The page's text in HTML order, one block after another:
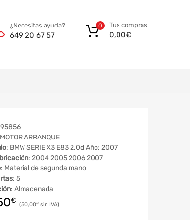
¿Necesitas ayuda?
649 20 67 57
Tus compras
0,00€
0
95856
ARRANQUE
: BMW SERIE X3 E83 2.0d Año: 2007
: 2004 2005 2006 2007
: Material de segunda mano
: 5
: Almacenada
€ 50,00€